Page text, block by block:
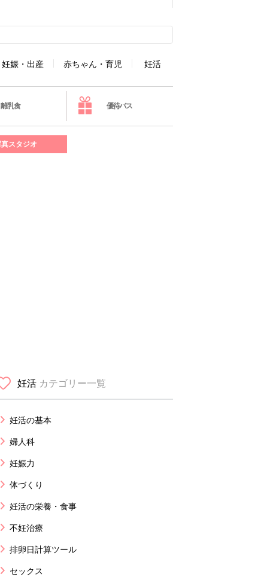
妊娠・出産 赤ちゃん・育児 妊活
離乳食 優待パス
スタジオ
妊活 カテゴリー一覧
妊活の基本
婦人科
妊娠力
体づくり
妊活の栄養・食事
不妊治療
排卵日計算ツール
セックス